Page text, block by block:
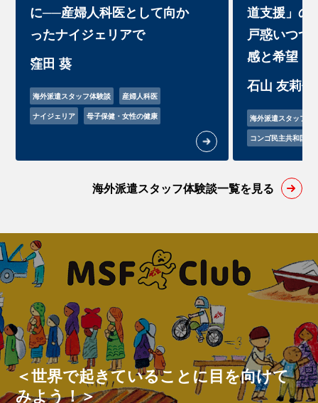
に──産婦人科医として向か
ったナイジェリアで
窪田 葵
海外派遣スタッフ体験談
産婦人科医
ナイジェリア
母子保健・女性の健康
道支援」
戸惑いつつ
感と希望
石山 友莉佳
海外派遣スタッフ体
コンゴ民主共和国
海外派遣スタッフ体験談一覧を見る
＜世界で起きていることに目を向けて
みよう！＞